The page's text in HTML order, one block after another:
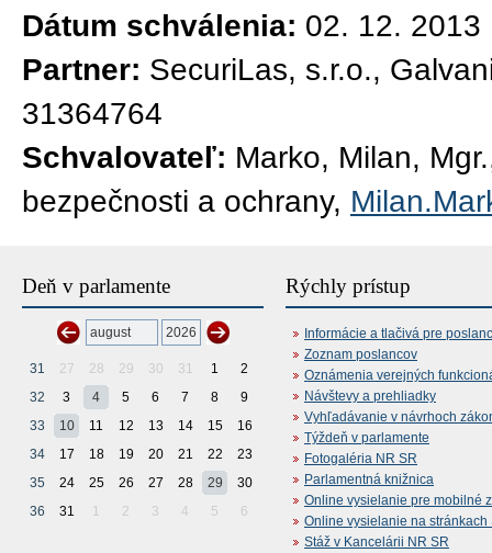
Dátum schválenia: 02. 12. 2013
Partner: SecuriLas, s.r.o.,
31364764
Schvalovateľ: Marko, Milan,
bezpečnosti a ochrany,
Deň v parlamente
31 27 28 29 30 31 1
2
32
3 4 5 6 7 8
9
33
10 11 12 13 14 15
16
34
17 18 19 20 21 22
23
35
24 25 26 27 28 29
30
36
31 1 2 3 4 5 6
Rýchly prístup
Informácie a tlačivá pre
Zoznam poslancov
Oznámenia verejných
Návštevy a prehliadky
Vyhľadávanie v návrhoch
Týždeň v parlamente
Fotogaléria NR SR
Parlamentná knižnica
Online vysielanie pre mobilné
Online vysielanie na stránkach
Stáž v Kancelárii NR SR